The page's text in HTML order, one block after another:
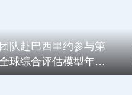
队赴巴西里约参与第
球综合评估模型年会
多项前沿研究成果